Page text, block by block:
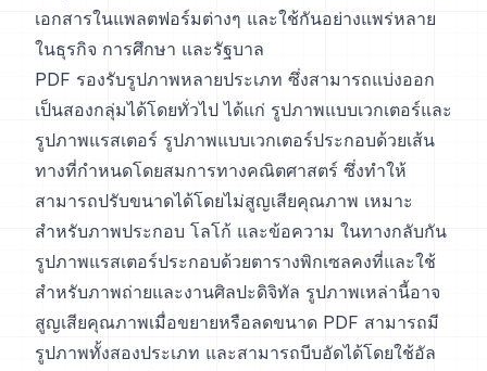
เอกสารในแพลตฟอร์มต่างๆ และใช้กันอย่างแพร่หลาย
ในธุรกิจ การศึกษา และรัฐบาล
PDF รองรับรูปภาพหลายประเภท ซึ่งสามารถแบ่งออก
เป็นสองกลุ่มได้โดยทั่วไป ได้แก่ รูปภาพแบบเวกเตอร์และ
รูปภาพแรสเตอร์ รูปภาพแบบเวกเตอร์ประกอบด้วยเส้น
ทางที่กำหนดโดยสมการทางคณิตศาสตร์ ซึ่งทำให้
สามารถปรับขนาดได้โดยไม่สูญเสียคุณภาพ เหมาะ
สำหรับภาพประกอบ โลโก้ และข้อความ ในทางกลับกัน
รูปภาพแรสเตอร์ประกอบด้วยตารางพิกเซลคงที่และใช้
สำหรับภาพถ่ายและงานศิลปะดิจิทัล รูปภาพเหล่านี้อาจ
สูญเสียคุณภาพเมื่อขยายหรือลดขนาด PDF สามารถมี
รูปภาพทั้งสองประเภท และสามารถบีบอัดได้โดยใช้อัล